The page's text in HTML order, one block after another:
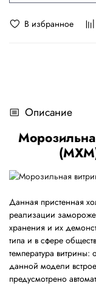
В избранное
Описание
Данная пристенная
реализации
хранения и их
типа и в сфере
температура
данной модели
предусмотрено